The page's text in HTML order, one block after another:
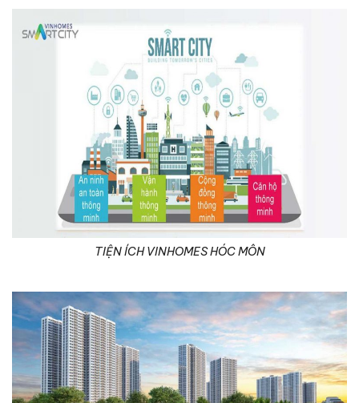
TIỆN ÍCH VINHOMES HÓC MÔN